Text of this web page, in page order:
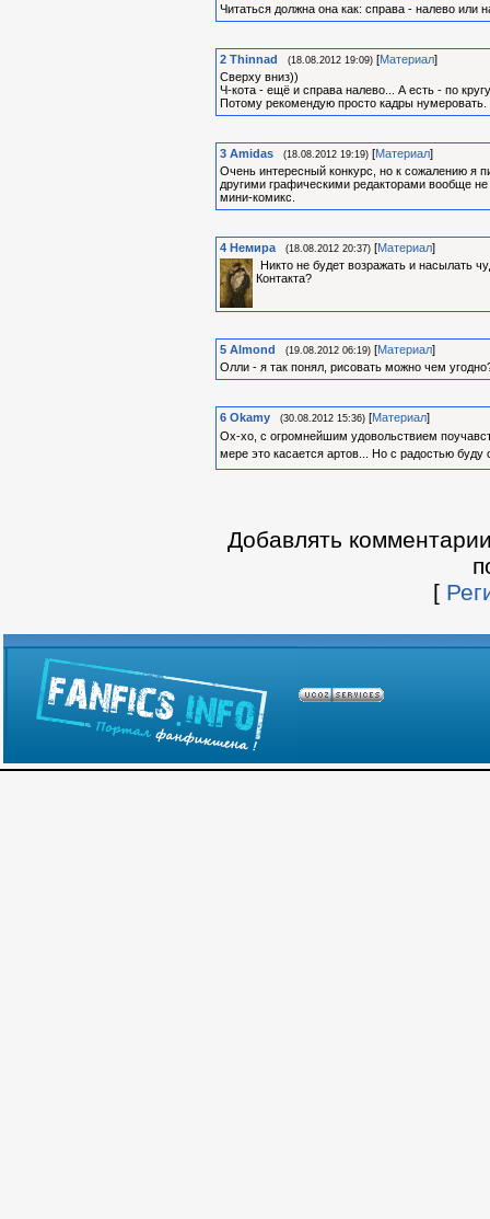
Читаться должна она как: справа - налево или
2 Thinnad (18.08.2012 19:09) [Материал]
Сверху вниз))
Ч-кота - ещё и справа налево... А есть - по
Потому рекомендую просто кадры нумеровать.
3 Amidas (18.08.2012 19:19) [Материал]
Очень интересный конкурс, но к сожалению я
другими графическими редакторами вообще
мини-комикс.
4 Немира (18.08.2012 20:37) [Материал]
Никто не будет возражать и насылать
Контакта?
5 Almond (19.08.2012 06:19) [Материал]
Олли - я так понял, рисовать можно чем
6 Okamy (30.08.2012 15:36) [Материал]
Ох-хо, с огромнейшим удовольствием
мере это касается артов... Но с радостью буду
Добавлять
[